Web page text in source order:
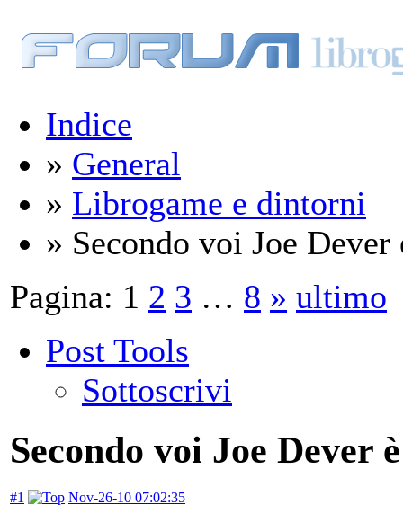
Indice
» General
» Librogame e dintorni
» Secondo voi Joe Dever
Pagina: 1 2 3 … 8 » ultimo
Post Tools
Sottoscrivi
Secondo voi Joe Dever
#1 Nov-26-10 07:02:35